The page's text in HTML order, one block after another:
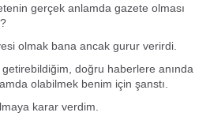
gerçek anlamda gazete olması
olmak bana ancak gurur verirdi.
doğru haberlere anında
olabilmek benim için şanstı.
karar verdim.